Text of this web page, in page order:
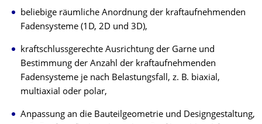
beliebige räumliche Anordnung der kraftaufnehmenden
Fadensysteme (1D, 2D und 3D),
kraftschlussgerechte Ausrichtung der Garne und
Bestimmung der Anzahl der kraftaufnehmenden
Fadensysteme je nach Belastungsfall, z. B. biaxial,
multiaxial oder polar,
Anpassung an die Bauteilgeometrie und Designgestaltung,